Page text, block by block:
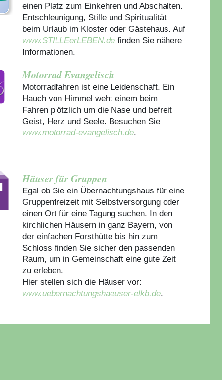
einen Platz zum Einkehren und Abschalten.
Entschleunigung, Stille und Spiritualität
beim Urlaub im Kloster oder Gästehaus. Auf
www.STILLEerLEBEN.definden Sie nähere
Informationen.
Motorrad Evangelisch
Motorradfahren ist eine Leidenschaft. Ein
Hauch von Himmel weht einem beim
Fahren plötzlich um die Nase und befreit
Geist, Herz und Seele. Besuchen Sie
www.motorrad-evangelisch.de.
Häuser für Gruppen
Egal ob Sie ein Übernachtungshaus für eine
Gruppenfreizeit mit Selbstversorgung oder
einen Ort für eine Tagung suchen. In den
kirchlichen Häusern in ganz Bayern, von
der einfachen Forsthütte bis hin zum
Schloss finden Sie sicher den passenden
Raum, um in Gemeinschaft eine gute Zeit
zu erleben.
Hier stellen sich die Häuser vor:
www.uebernachtungshaeuser-elkb.de.